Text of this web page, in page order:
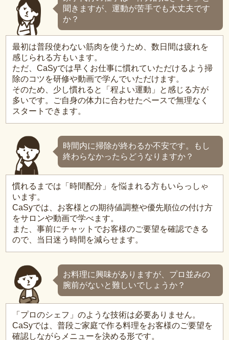
聞きますが、運動が苦手でも大丈夫です
か？
最初は普段使わない筋肉を使うため、数日間は疲れを
感じられる方もいます。
ただ、CaSyでは早くお仕事に慣れていただけるよう掃
除のコツを研修や動画で学んでいただけます。
そのため、少し慣れると「程よい運動」と感じる方が
多いです。ご自身の体力に合わせたペースで無理なく
スタートできます。
時間内に掃除が終わるか不安です。もし
終わらなかったらどうなりますか？
慣れるまでは「時間配分」を悩まれる方もいらっしゃ
います。
CaSyでは、お客様との期待値調整や優先順位の付け方
をサロンや動画で学べます。
また、事前にチャットでお客様のご要望を確認できる
ので、当日迷う時間を減らせます。
お料理に興味がありますが、プロ並みの
腕前がないと難しいでしょうか？
「プロのシェフ」のような技術は必要ありません。
CaSyでは、普段ご家庭で作る料理をお客様のご要望を
確認しながらメニューを決める形です。